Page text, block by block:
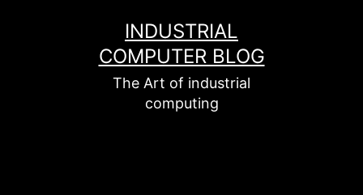
INDUSTRIAL
COMPUTER BLOG
The Art of industrial
computing